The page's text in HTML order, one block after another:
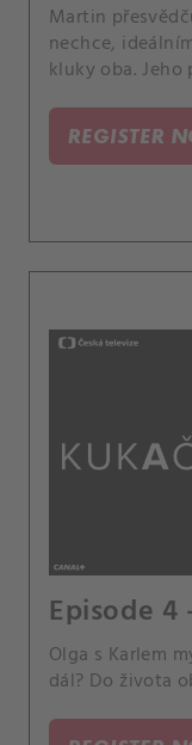
Martin
nechce,
kluky oba. Jeho
REGISTER
Episode 4
Olga s Karlem
dál? Do života